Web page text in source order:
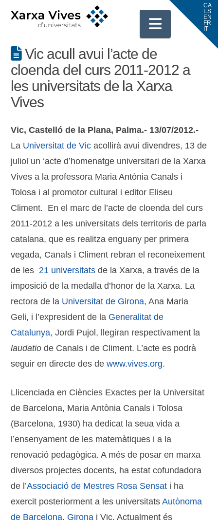
Vic acull avui l’acte de
cloenda del curs 2011-2012 a
les universitats de la Xarxa
Vives
Vic, Castelló de la Plana, Palma.- 13/07/2012.-
La Universitat de Vic acollirà avui divendres, 13 de
juliol un ‘acte d’homenatge universitari de la Xarxa
Vives a la professora Maria Antònia Canals i
Tolosa i al promotor cultural i editor Eliseu
Climent. En el marc de l’acte de cloenda del curs
2011-2012 a les universitats dels territoris de parla
catalana, que es realitza enguany per primera
vegada, Canals i Climent rebran el reconeixement
de les 21 universitats de la Xarxa, a través de la
imposició de la medalla d’honor de la Xarxa. La
rectora de la Universitat de Girona, Ana Maria
Geli, i l’expresident de la Generalitat de
Catalunya, Jordi Pujol, llegiran respectivament la
laudatio de Canals i de Climent. L’acte es podrà
seguir en directe des dewww.vives.org.
Llicenciada en Ciències Exactes per la Universitat
de Barcelona, Maria Antònia Canals i Tolosa
(Barcelona, 1930) ha dedicat la seua vida a
l’ensenyament de les matemàtiques i a la
renovació pedagògica. A més de posar en marxa
diversos projectes docents, ha estat cofundadora
de l’Associació de Mestres Rosa Sensat i ha
exercit posteriorment a les universitatsAutònoma
de Barcelona, Girona i Vic. Actualment és